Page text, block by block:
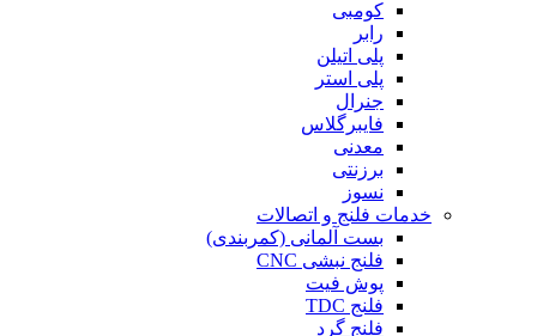
کومبی
رابر
پلی اتیلن
پلی استر
جنرال
فایبرگلاس
معدنی
برزنتی
نسوز
خدمات فلنج و اتصالات
بست آلمانی (کمربندی)
فلنج نبشی CNC
پوش فیت
فلنج TDC
فلنج گرد